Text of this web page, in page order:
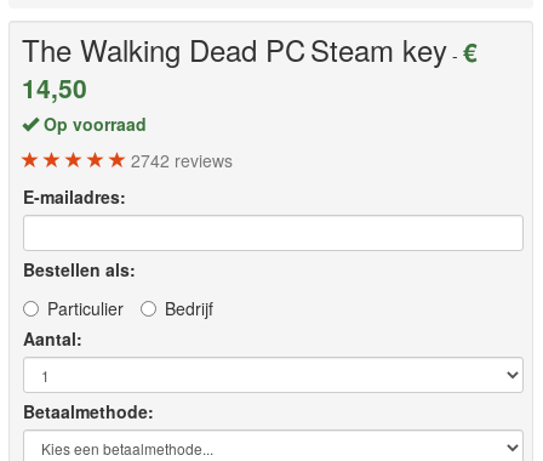
The Walking Dead PCSteam key - €
14,50
Op voorraad
2742 reviews
E-mailadres:
Bestellen als:
Particulier
Bedrijf
Aantal:
Betaalmethode: